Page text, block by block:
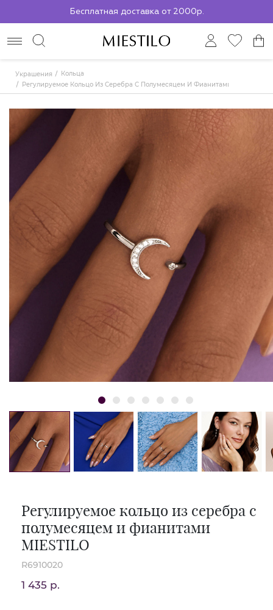
Бесплатная доставка от 2000р.
По всей России до ПВЗ СДЭК
Украшения
Кольца
Регулируемое Кольцо Из Серебра С Полумесяцем И Фианитами MIESTILO
Регулируемое кольцо из серебра с
полумесяцем и фианитами
MIESTILO
R6910020
1 435 р.